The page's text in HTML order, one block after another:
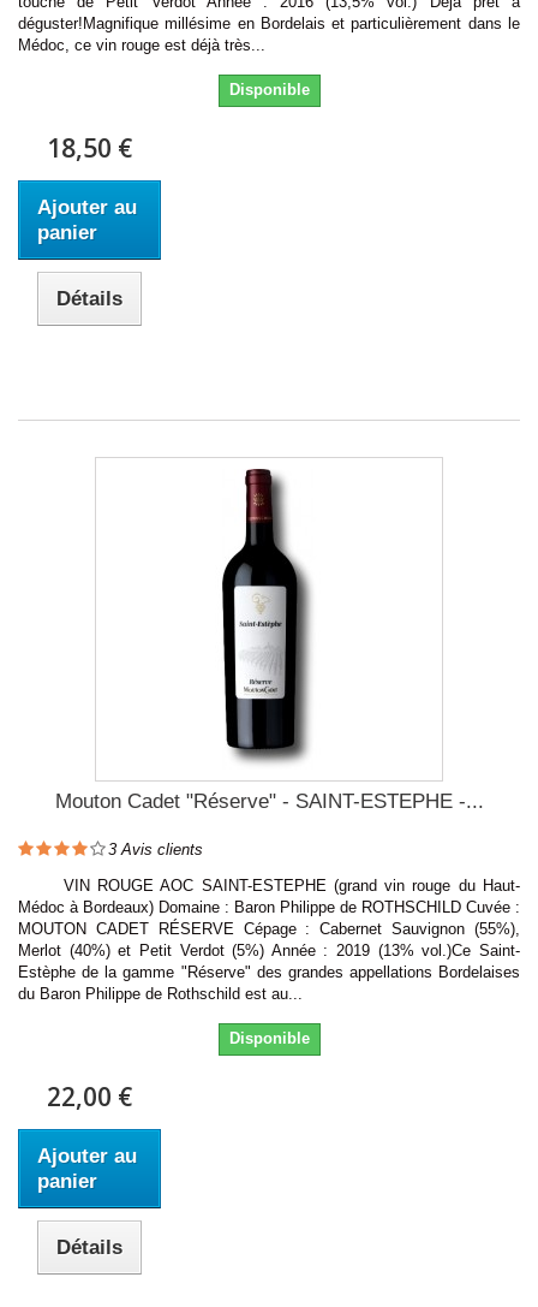
déguster!Magnifique millésime en Bordelais et particulièrement dans le
Médoc, ce vin rouge est déjà très...
Disponible
18,50 €
Ajouter au
panier
Détails
Mouton Cadet "Réserve" - SAINT-ESTEPHE -...
3 Avis clients
VIN ROUGE AOC SAINT-ESTEPHE (grand vin rouge du Haut-
Médoc à Bordeaux) Domaine : Baron Philippe de ROTHSCHILD Cuvée :
MOUTON CADET RÉSERVE Cépage : Cabernet Sauvignon (55%),
Merlot (40%) et Petit Verdot (5%) Année : 2019 (13% vol.)Ce Saint-
Estèphe de la gamme "Réserve" des grandes appellations Bordelaises
du Baron Philippe de Rothschild est au...
Disponible
22,00 €
Ajouter au
panier
Détails